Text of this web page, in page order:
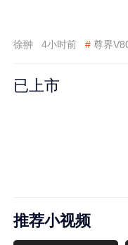
徐翀 4小时前 # 尊界
已上市
推荐小视频